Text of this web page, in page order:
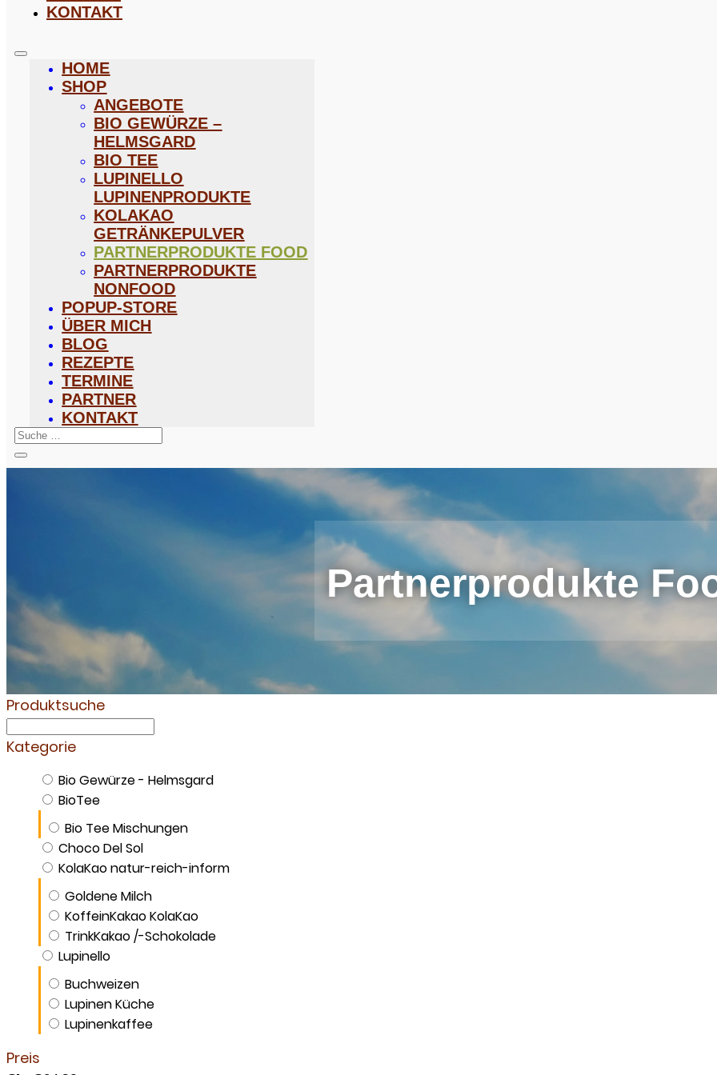
KONTAKT
HOME
SHOP
ANGEBOTE
BIO GEWÜRZE –
HELMSGARD
BIO TEE
LUPINELLO
LUPINENPRODUKTE
KOLAKAO
GETRÄNKEPULVER
PARTNERPRODUKTE FOOD
PARTNERPRODUKTE
NONFOOD
POPUP-STORE
ÜBER MICH
BLOG
REZEPTE
TERMINE
PARTNER
KONTAKT
Partnerprodukte
Produktsuche
Kategorie
Bio Gewürze - Helmsgard
BioTee
Bio Tee Mischungen
Choco Del Sol
KolaKao natur-reich-inform
Goldene Milch
KoffeinKakao KolaKao
TrinkKakao /-Schokolade
Lupinello
Buchweizen
Lupinen Küche
Lupinenkaffee
Preis